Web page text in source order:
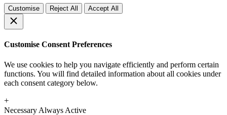
Customise Reject All Accept All
Customise Consent Preferences
We use cookies to help you navigate efficiently and perform certain
functions. You will find detailed information about all cookies under
each consent category below.
+
Necessary Always Active